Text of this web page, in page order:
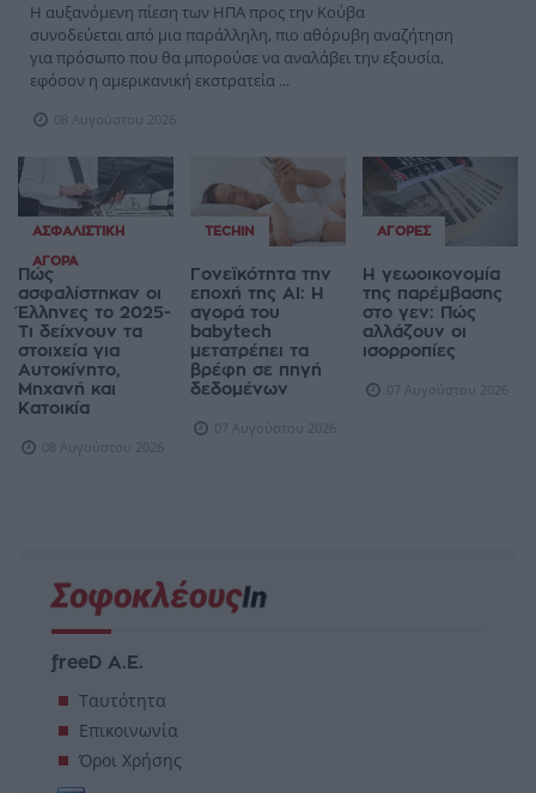
Η αυξανόμενη πίεση των ΗΠΑ προς την Κούβα
συνοδεύεται από μια παράλληλη, πιο αθόρυβη αναζήτηση
για πρόσωπο που θα μπορούσε να αναλάβει την εξουσία,
εφόσον η αμερικανική εκστρατεία ...
08 Αυγούστου 2026
ΑΣΦΑΛΙΣΤΙΚΉ
ΑΓΟΡΆ
Πώς
ασφαλίστηκαν οι
Έλληνες το 2025-
Τι δείχνουν τα
στοιχεία για
Αυτοκίνητο,
Μηχανή και
Κατοικία
08 Αυγούστου 2026
TECHIN
Γονεϊκότητα την
εποχή της AI: Η
αγορά του
babytech
μετατρέπει τα
βρέφη σε πηγή
δεδομένων
07 Αυγούστου 2026
ΑΓΟΡΈΣ
Η γεωοικονομία
της παρέμβασης
στο γεν: Πώς
αλλάζουν οι
ισορροπίες
07 Αυγούστου 2026
freeD Α.Ε.
Ταυτότητα
Επικοινωνία
Όροι Χρήσης